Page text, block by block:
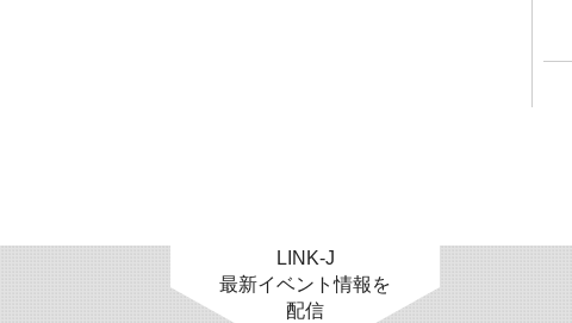
LINK-J
最新イベント情報を
配信